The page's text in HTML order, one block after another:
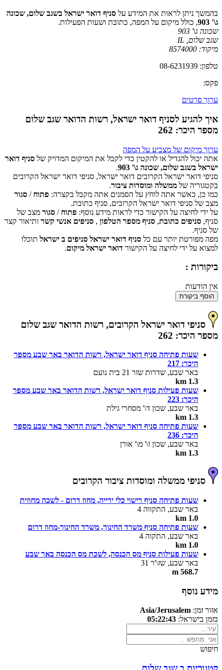
בהמשך ניתן לראות את המידע על סניף דואר ישראל בשגב שלום, שכונה
ג\' 903
, כולל מיקום על המפה, כתובת ושעות הפעילות.
שכונה ג\' 903
שגב שלום IL
מיקוד: 8574000
טלפון: 08-6231939
פקס:
ערוך פרטים
איך להגיע לסניף דואר ישראל, רשות הדואר שגב שלום
מספר היכר: 262
‏דף זה לא יכול לטעון את מפות Google כראוי.
האם האתר הזה בבעלותך? אישור
ערוך מיקום של מצביע על המפה
אתה יכול להגדיל או להקטין כדי לקבל את המיקום המדויק של סניף דואר
ישראל בשגב שלום, שכונה ג\' 903
.
סניפי דואר ישראל הקרובים דואר ישראל, סניפי דואר ישראל הקרובים
בקטגוריה של ממשלה ומוסדות ציבור.
כמו כן, כאשר אתה לוחץ על הסמנים אתה מקבל בקצרה: פתוח / סגור
מצב של סניפי דואר ישראל הקרובים, סניף כתובת.
על ידי לחיצה על הקישור כדי לראות מידע נוסף: פתוח / סגור מצב של
סניף, סניפים כתובת, סניף מספר הטלפון , סניפים אנשי קשר ותיאור קצר
של סניף.
מפה מפורטת יותר עם כל סניף דואר ישראל סניפים ב ישראל תוכלו
למצוא על ידי לחיצה על הקישור דואר ישראל מיקום.
ביקורות :
אין הודעות
הוסף ביקורת
סניפי דואר ישראל הקרובים, רשות הדואר שגב שלום
מספר היכר: 262
שעות פתיחה סניף דואר ישראל, רשות הדואר באר שבע מספר
היכר: 217
באר שבע, שדרות שזר 21 בית נועם
1.3 km
שעות פעילות סניף דואר ישראל, רשות הדואר באר שבע מספר
היכר: 223
באר שבע, שכון ד\' מסחרי גילת
1.3 km
שעות פתיחה סניף דואר ישראל, רשות הדואר באר שבע מספר
היכר: 236
באר שבע, שכון ו\' מ\' אורן
1.3 km
סניפי ממשלה ומוסדות ציבור הקרובים
שעות פתיחה סניף רישוי כלי ירייה, מחוז דרום - לשכה מחוזית
באר שבע, התקווה 4
1.0 km
שעות פתיחה סניף משרד החינוך, משרד החינוך-מחוז דרום
באר שבע, התקוה 4
1.0 km
שעות פעילות סניף מס הכנסה, לשכת מס הכנסה באר שבע
באר שבע, שז\'ר 31
568.7 m
מידע נוסף
אזור זמן: Asia/Jerusalem
בזמן בישראל: 05:22:43
חיפוש